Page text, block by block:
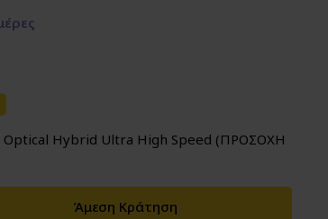
Optical Hybrid Ultra High Speed (ΠΡΟΣΟΧΗ
Άμεση Κράτηση